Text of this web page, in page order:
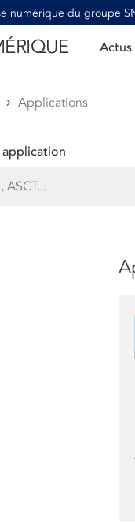
numérique du groupe
Actus
Applications
application